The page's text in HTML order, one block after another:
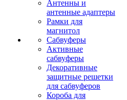
Антенны и
антенные адаптеры
Рамки для
магнитол
Сабвуферы
Активные
сабвуферы
Декоративные
защитные решетки
для сабвуферов
Короба для